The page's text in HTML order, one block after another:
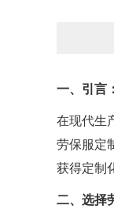
一、引言
在现代生
劳保服定
获得定制
二、选择